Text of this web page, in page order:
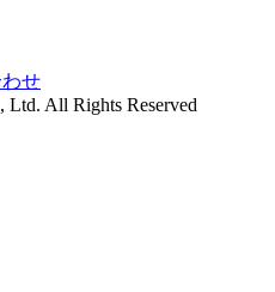
せ
All Rights Reserved